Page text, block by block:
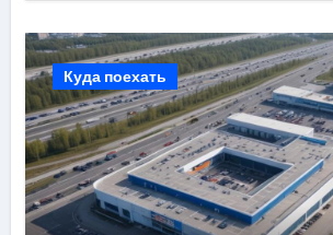
Куда поехать